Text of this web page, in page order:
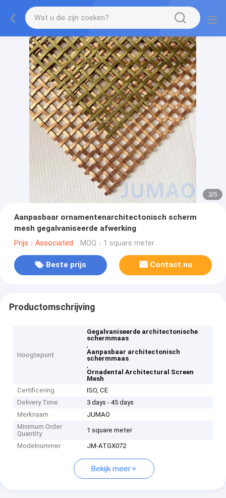
2/5
Aanpasbaar ornamentenarchitectonisch scherm
mesh gegalvaniseerde afwerking
Prijs：Associated MOQ：1 square meter
Beste prijs Contact nu
Productomschrijving
Hoogtepunt
Gegalvaniseerde architectonische
schermmaas
,
Aanpasbaar architectonisch
schermmaas
,
Ornadental Architectural Screen
Mesh
Certificering
ISO, CE
Delivery Time
3 days - 45 days
Merknaam
JUMAO
Minimum Order
Quantity
1 square meter
Modelnummer JM-ATGX072
Bekijk meer